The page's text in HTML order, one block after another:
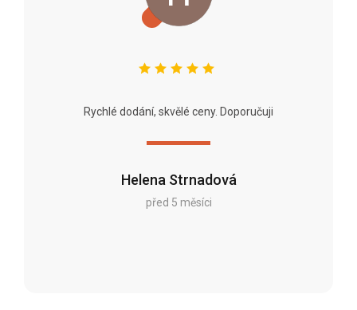
Helena Strnadová
před 5 měsíci
Rychlé dodání, skvělé ceny. Doporučuji